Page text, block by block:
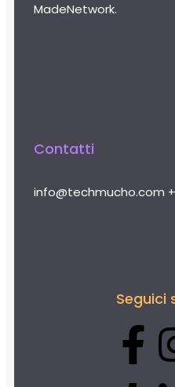
MadeNetwork.
Contatti
info@techmucho.com
Seguici